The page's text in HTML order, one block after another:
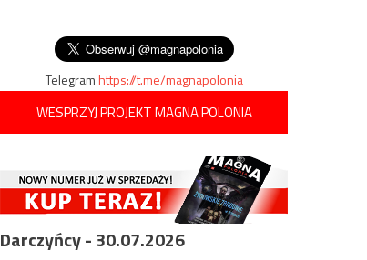
Telegramhttps://t.me/magnapolonia
WESPRZYJ PROJEKT MAGNA POLONIA
Darczyńcy - 30.07.2026